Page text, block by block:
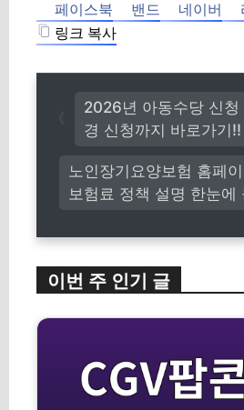
페이스북 밴드 네이버
링크 복사
노인장기요양보험 홈페
보험료 정책 설명 한눈에
2026년 아동수당 신청
경 신청까지 바로가기!!
이번 주 인기 글